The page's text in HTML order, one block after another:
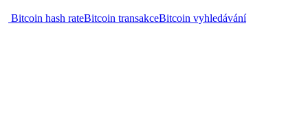
Bitcoin hash rateBitcoin transakceBitcoin vyhledávání